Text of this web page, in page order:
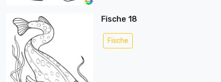
Fische 18
Fische